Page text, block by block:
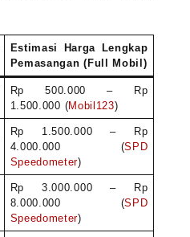
Estimasi Harga Lengkap
Pemasangan (Full Mobil)
Rp 500.000 – Rp
1.500.000 (Mobil123)
Rp 1.500.000 – Rp
4.000.000 (SPD
Speedometer)
Rp 3.000.000 – Rp
8.000.000 (SPD
Speedometer)